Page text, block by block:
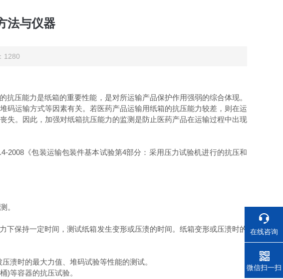
法与仪器
1280
压能力是纸箱的重要性能，是对所运输产品保护作用强弱的综合体现。
码运输方式等因素有关。若医药产品运输用纸箱的抗压能力较差，则在运
失。因此，加强对纸箱抗压能力的监测是防止医药产品在运输过程中出现
2008 《包装运输包装件基本试验第4部分：采用压力试验机进行的抗压和
。
保持一定时间，测试纸箱发生变形或压溃的时间。纸箱变形或压溃时的
溃时的最大力值、堆码试验等性能的测试。
桶)等容器的抗压试验。
在线咨询
电话
微信扫一扫